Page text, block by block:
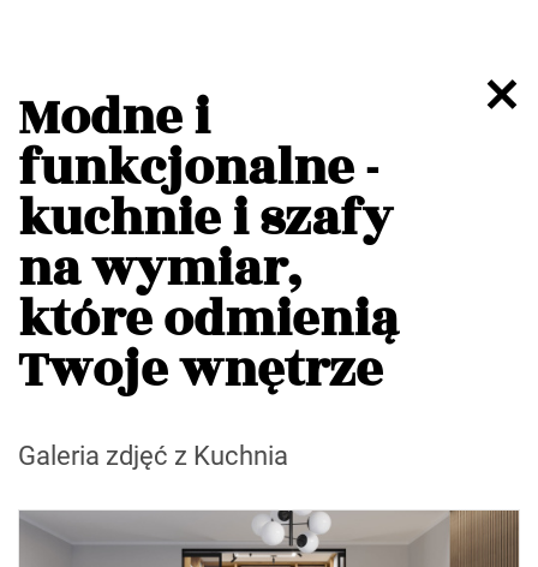
Modne i
funkcjonalne -
kuchnie i szafy
na wymiar,
które odmienią
Twoje wnętrze
Galeria zdjęć z Kuchnia